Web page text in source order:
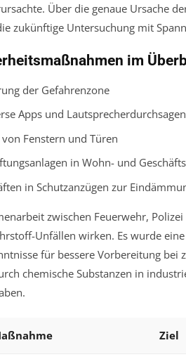
Über die genaue Ursache
zukünftige Untersuchung mit
im
der Gefahrenzone
Apps und Lautsprecherdurchsagen
Fenstern und Türen
in Wohn- und
in Schutzanzügen zur
zwischen Feuerwehr,
Unfällen wirken. Es wurde
für bessere Vorbereitung bei
chemische Substanzen in
Ziel